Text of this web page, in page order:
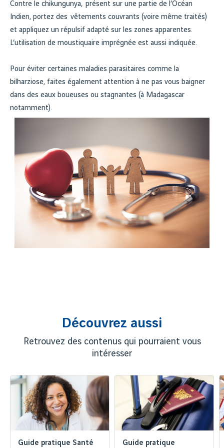
Contre le chikungunya, présent sur une partie de l’Océan
Indien, portez des vêtements couvrants (voire même traités)
et appliquez un répulsif adapté sur les zones apparentes.
L’utilisation de moustiquaire imprégnée est aussi indiquée.
Pour éviter certaines maladies parasitaires comme la
bilharziose, faites également attention à ne pas vous baigner
dans des eaux boueuses ou stagnantes (à Madagascar
notamment).
Découvrez aussi
Retrouvez des contenus qui pourraient vous
intéresser
Guide pratique Santé
Guide pratique